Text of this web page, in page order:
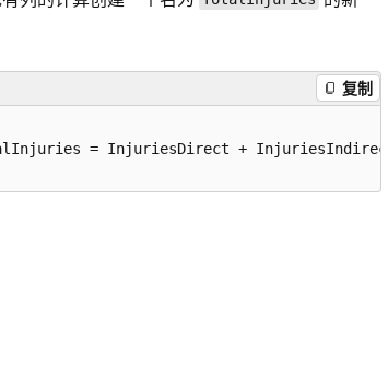
复制
= InjuriesDirect + InjuriesIndirect